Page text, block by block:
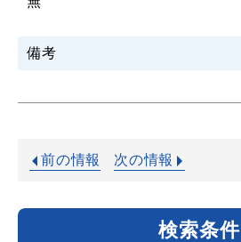
備考
前の情報 次の情報
検索条件